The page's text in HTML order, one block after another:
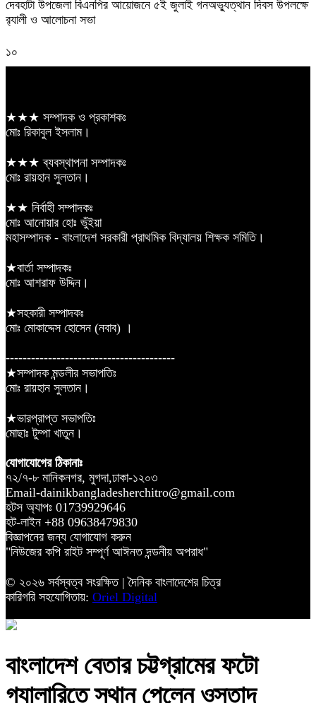
দেবহাটা উপজেলা বিএনপির আয়োজনে ৫ই জুলাই গনঅভ্যুত্থান দিবস উপলক্ষে
র‍্যালী ও আলোচনা সভা
১০
★★★ সম্পাদক ও প্রকাশকঃ
মোঃ রিকাবুল ইসলাম।
★★★ ব্যবস্থাপনা সম্পাদকঃ
মোঃ রায়হান সুলতান।
★★ নির্বাহী সম্পাদকঃ
মোঃ আনোয়ার হোঃ ভুঁইয়া
মহাসম্পাদক - বাংলাদেশ সরকারী প্রাথমিক বিদ্যালয় শিক্ষক সমিতি।
★বার্তা সম্পাদকঃ
মোঃ আশরাফ উদ্দিন।
★সহকারী সম্পাদকঃ
মোঃ মোকাদ্দেস হোসেন (নবাব) ।
----------------------------------------
★সম্পাদক মন্ডলীর সভাপতিঃ
মোঃ রায়হান সুলতান।
★ভারপ্রাপ্ত সভাপতিঃ
মোছাঃ টুম্পা খাতুন।
যোগাযোগের ঠিকানাঃ
৭২/৭-৮ মানিকনগর, মুগদা,ঢাকা-১২০৩
Email-dainikbangladesherchitro@gmail.com
হটস অ্যাপঃ 01739929646
হট-লাইন +88 09638479830
বিজ্ঞাপনের জন্য যোগাযোগ করুন
"নিউজের কপি রাইট সম্পূর্ণ আঈনত দন্ডনীয় অপরাধ"
© ২০২৬ সর্বস্বত্ব সংরক্ষিত | দৈনিক বাংলাদেশের চিত্র
কারিগরি সহযোগিতায়: Oriel Digital
বাংলাদেশ বেতার চট্টগ্রামের ফটো
গ্যালারিতে স্থান পেলেন ওস্তাদ